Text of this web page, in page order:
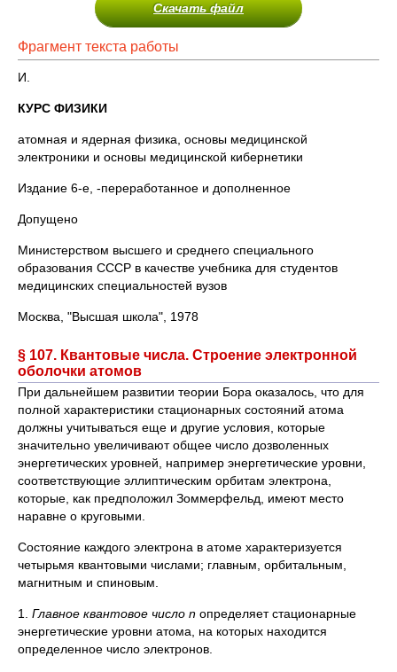
Скачать файл
Фрагмент текста работы
И.
КУРС ФИЗИКИ
атомная и ядерная физика, основы медицинской
электроники и основы медицинской кибернетики
Издание 6-е, -переработанное и дополненное
Допущено
Министерством высшего и среднего специального
образования СССР в качестве учебника для студентов
медицинских специальностей вузов
Москва, "Высшая школа", 1978
§ 107. Квантовые числа. Строение электронной
оболочки атомов
При дальнейшем развитии теории Бора оказалось, что для
полной характеристики стационарных состояний атома
должны учитываться еще и другие условия, которые
значительно увеличивают общее число дозволенных
энергетических уровней, например энергетические уровни,
соответствующие эллиптическим орбитам электрона,
которые, как предположил Зоммерфельд, имеют место
наравне о круговыми.
Состояние каждого электрона в атоме характеризуется
четырьмя квантовыми числами; главным, орбитальным,
магнитным и спиновым.
1. Главное квантовое число n определяет стационарные
энергетические уровни атома, на которых находится
определенное число электронов.